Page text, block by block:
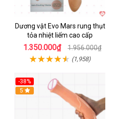
Dương vật Evo Mars rung thụt
tỏa nhiệt liếm cao cấp
1.350.000₫ 1.956.000₫
(1,958)
-38%
Hot
5